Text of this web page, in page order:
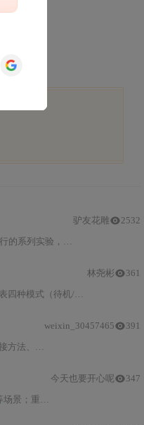
系列实验，包括电机的正反转、
驴友花雕 2532
）的时序约束与功耗特性；重点剖析两种
林尧彬 361
方法、 PWM调速原理
weixin_30457465 391
；重点介绍电源隔离设计、梯形/指数
今天也要开心呢 347